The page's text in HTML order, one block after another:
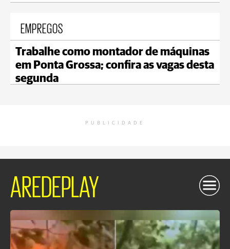
EMPREGOS
Trabalhe como montador de máquinas
em Ponta Grossa; confira as vagas desta
segunda
PUBLICIDADE
AREDEPLAY